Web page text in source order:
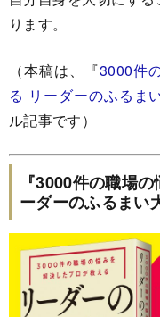
ります。
（本稿は、『3000件
る リーダーのふるま
ル記事です）
『3000件の職場
ーダーのふるまい